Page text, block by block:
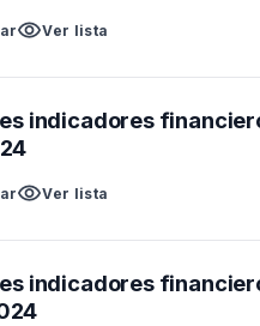
visibilityVer lista
indicadores
visibilityVer lista
indicadores